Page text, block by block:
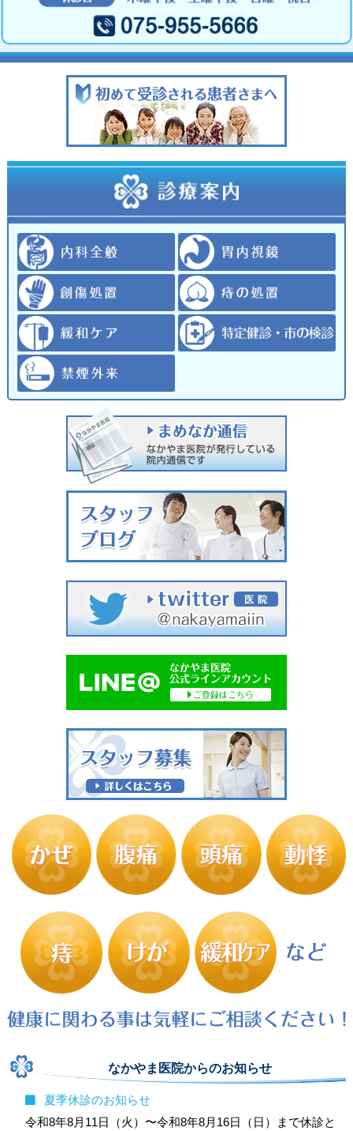
なかやま医院からのお知らせ
夏季休診のお知らせ
令和8年8月11日（火）〜令和8年8月16日（日）まで休診と